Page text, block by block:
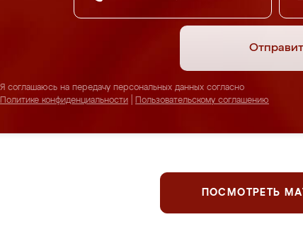
Я соглашаюсь на передачу персональных данных согласно
Политике конфиденциальности
Пользовательскому соглашению
ПОСМОТРЕТЬ